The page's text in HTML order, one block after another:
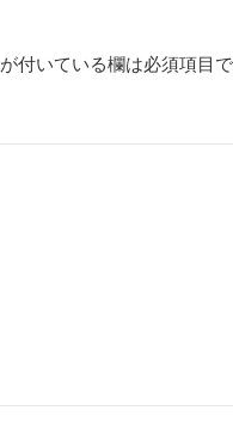
が付いている欄は必須項目